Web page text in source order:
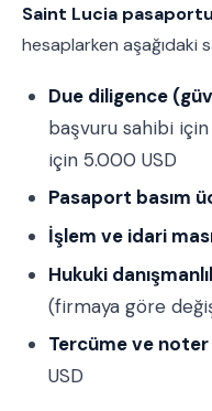
Saint Lucia
hesaplarken aşağıdaki
Due diligence
başvuru sahibi için
için 5.000 USD
Pasaport basım
İşlem ve idari
Hukuki
(firmaya göre
Tercüme ve noter
USD